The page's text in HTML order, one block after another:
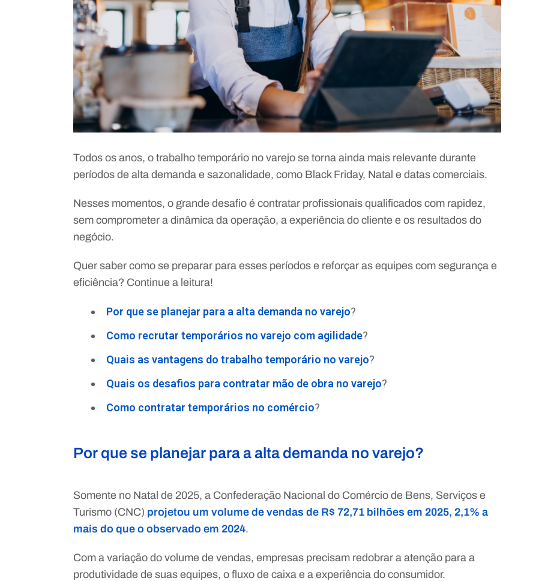
Todos os anos, o trabalho temporário no varejo se torna ainda mais relevante durante
períodos de alta demanda e sazonalidade, como Black Friday, Natal e datas comerciais.
Nesses momentos, o grande desafio é contratar profissionais qualificados com rapidez,
sem comprometer a dinâmica da operação, a experiência do cliente e os resultados do
negócio.
Quer saber como se preparar para esses períodos e reforçar as equipes com segurança e
eficiência? Continue a leitura!
Por que se planejar para a alta demanda no varejo?
Como recrutar temporários no varejo com agilidade?
Quais as vantagens do trabalho temporário no varejo?
Quais os desafios para contratar mão de obra no varejo?
Como contratar temporários no comércio?
Por que se planejar para a alta demanda no varejo?
Somente no Natal de 2025, a Confederação Nacional do Comércio de Bens, Serviços e
Turismo (CNC) projetou um volume de vendas de R$ 72,71 bilhões em 2025, 2,1% a
mais do que o observado em 2024.
Com a variação do volume de vendas, empresas precisam redobrar a atenção para a
produtividade de suas equipes, o fluxo de caixa e a experiência do consumidor.